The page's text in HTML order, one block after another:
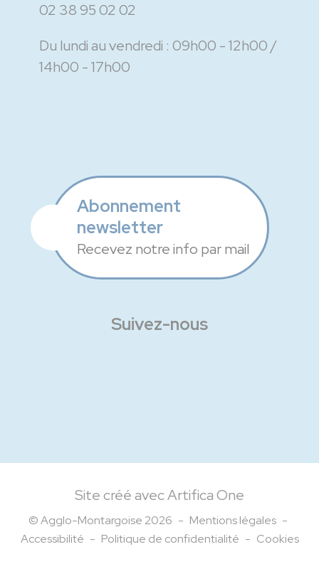
02 38 95 02 02
Du lundi au vendredi : 09h00 - 12h00
14h00 - 17h00
Abonnement
newsletter
Recevez notre info par mail
Suivez-nous
Site créé avec Artifica One
© Agglo-Montargoise 2026 - Mentions légales -
Accessibilité - Politique de confidentialité - Cookies